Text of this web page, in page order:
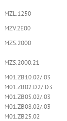
MZL.1250
MZV.2E00
MZS.2000
MZS.2000.21
M01.ZB10.02/.03
M01.ZB02.D2/.D3
M01.ZB05.02/.03
M01.ZB08.02/.03
M01.ZB25.02